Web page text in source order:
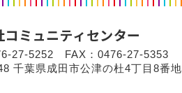
27-5252 FAX：0476-27-5353
千葉県成田市公津の杜4丁目8番地